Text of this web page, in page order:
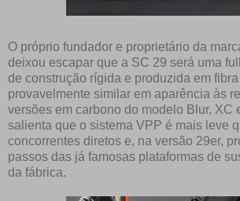
O próprio fundador e proprietário da
deixou escapar que a SC 29 será uma
de construção rígida e produzida em
provavelmente similar em aparência às
versões em carbono do modelo Blur, XC
salienta que o sistema VPP é mais leve
concorrentes diretos e, na versão 29er,
passos das já famosas plataformas de
da fábrica.